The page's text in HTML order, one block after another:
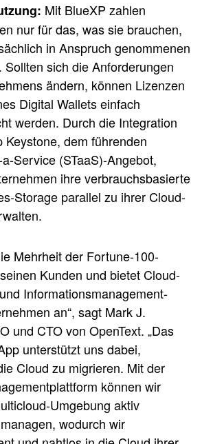
Mit BlueXP zahlen
nur für das, was sie brauchen,
in Anspruch genommenen
Sollten sich die Anforderungen
ändern, können Lizenzen
Digital Wallets einfach
werden. Durch die Integration
Keystone, dem führenden
Service (STaaS)-Angebot,
ihre verbrauchsbasierte
Storage parallel zu ihrer Cloud-
Mehrheit der Fortune-100-
Kunden und bietet Cloud-
Informationsmanagement-
an“, sagt Mark J.
und CTO von OpenText. „Das
unterstützt uns dabei,
Cloud zu migrieren. Mit der
können wir
Umgebung aktiv
wodurch wir